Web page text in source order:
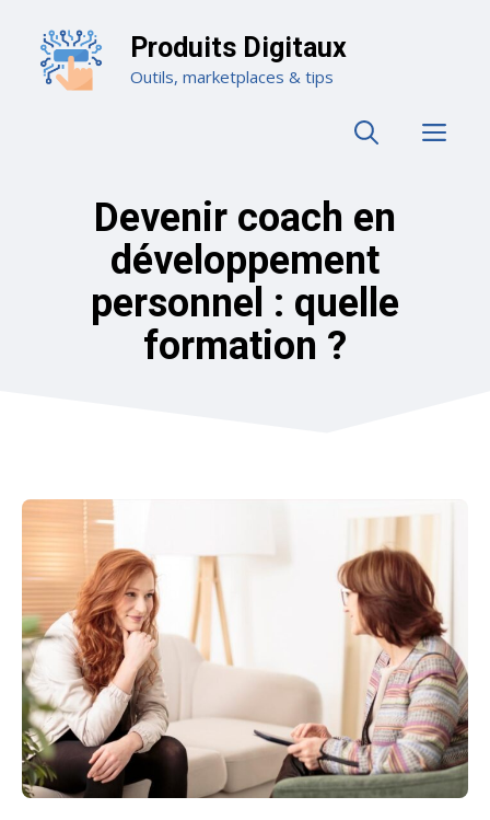
contenu
Produits Digitaux
Outils, marketplaces & tips
Devenir coach en
développement
personnel : quelle
formation ?